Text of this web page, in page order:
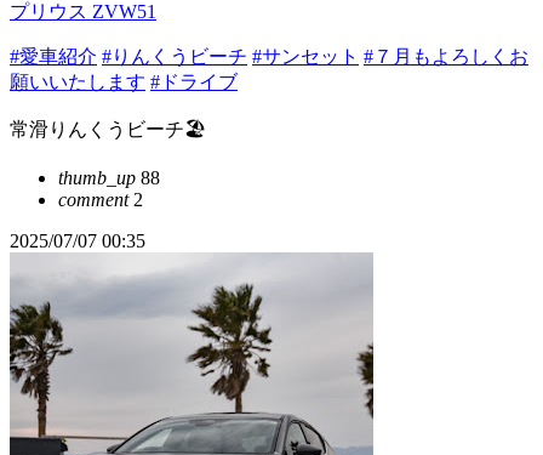
プリウス ZVW51
#愛車紹介 #りんくうビーチ #サンセット #７月もよろしくお
願いいたします #ドライブ
常滑りんくうビーチ🏖️
thumb_up 88
comment2
2025/07/07 00:35